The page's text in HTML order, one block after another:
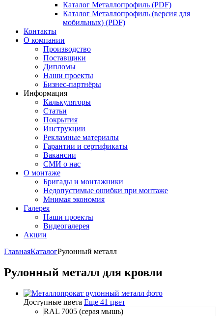
Каталог Металлопрофиль (PDF)
Каталог Металлопрофиль (версия для
мобильных) (PDF)
Контакты
О компании
Производство
Поставщики
Дипломы
Наши проекты
Бизнес-партнёры
Информация
Калькуляторы
Статьи
Покрытия
Инструкции
Рекламные материалы
Гарантии и сертификаты
Вакансии
СМИ о нас
О монтаже
Бригады и монтажники
Недопустимые ошибки при монтаже
Мнимая экономия
Галерея
Наши проекты
Видеогалерея
Акции
ГлавнаяКаталогРулонный металл
Рулонный металл для кровли
Доступные цвета Еще 41 цвет
RAL 7005 (серая мышь)